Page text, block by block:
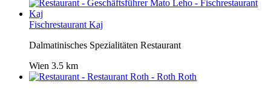
Fischrestaurant Kaj
Dalmatinisches Spezialitäten Restaurant
Wien 3.5 km
Roth